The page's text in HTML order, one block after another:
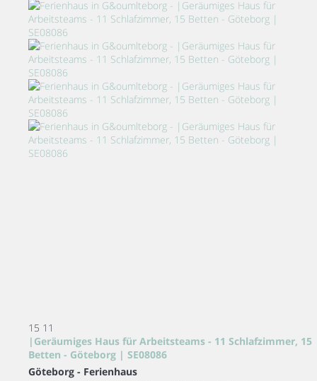
15 11
|Geräumiges Haus für Arbeitsteams - 11 Schlafzimmer, 15
Betten - Göteborg | SE08086
Göteborg - Ferienhaus